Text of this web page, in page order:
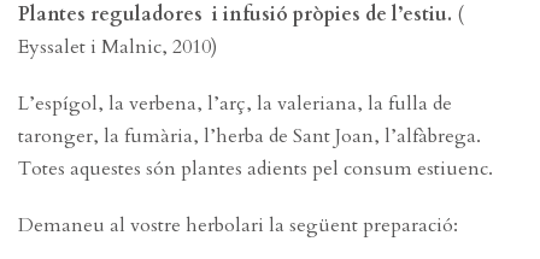
Plantes reguladores i infusió pròpies de l’estiu. (
Eyssalet i Malnic, 2010)
L’espígol, la verbena, l’arç, la valeriana, la fulla de
taronger, la fumària, l’herba de Sant Joan, l’alfàbrega.
Totes aquestes són plantes adients pel consum estiuenc.
Demaneu al vostre herbolari la següent preparació: